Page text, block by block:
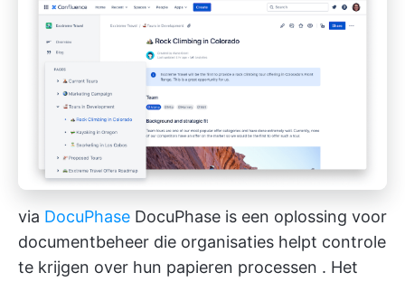
via DocuPhase DocuPhase is een oplossing voor
documentbeheer die organisaties helpt controle
te krijgen over hun papieren processen . Het